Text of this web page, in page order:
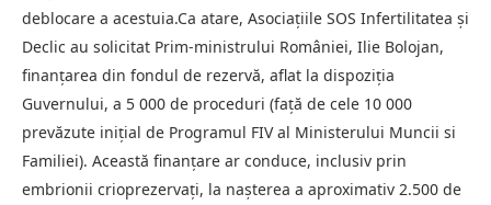
deblocare a acestuia.Ca atare, Asociațiile SOS Infertilitatea și
Declic au solicitat Prim-ministrului României, Ilie Bolojan,
finanțarea din fondul de rezervă, aflat la dispoziția
Guvernului, a 5 000 de proceduri (față de cele 10 000
prevăzute inițial de Programul FIV al Ministerului Muncii si
Familiei). Această finanțare ar conduce, inclusiv prin
embrionii crioprezervați, la nașterea a aproximativ 2.500 de